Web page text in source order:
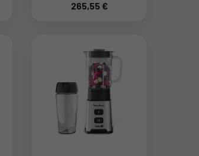
Metal, Con Selección
265,55 €